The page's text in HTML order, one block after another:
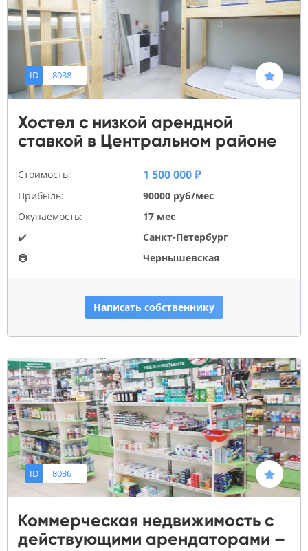
ID 8038
Хостел с низкой арендной
ставкой в Центральном районе
Стоимость: 1 500 000 ₽
Прибыль:
90000 руб/мес
Окупаемость:
17 мес
✔️
Санкт-Петербург
🚇
Чернышевская
Написать собственнику
ID 8036
Коммерческая недвижимость с
действующими арендаторами –